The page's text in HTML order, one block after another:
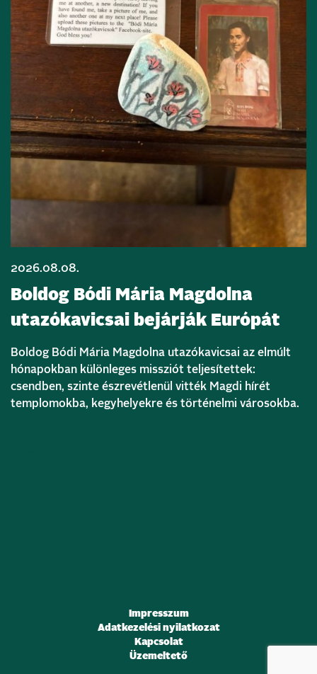
2026.08.08.
Boldog Bódi Mária Magdolna
utazókavicsai bejárják Európát
Boldog Bódi Mária Magdolna utazókavicsai az elmúlt
hónapokban különleges missziót teljesítettek:
csendben, szinte észrevétlenül vitték Magdi hírét
templomokba, kegyhelyekre és történelmi városokba.
Impresszum
Adatkezelési nyilatkozat
Kapcsolat
Üzemeltető